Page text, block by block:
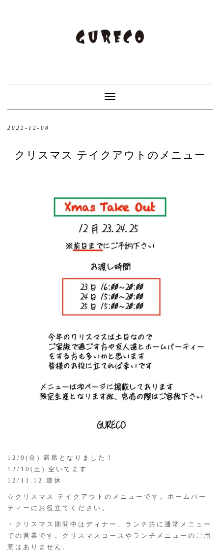
Toggle
Navigation
2022-12-08
クリスマス テイクアウトのメニュー
12/9(金) 満席となりました！
12/10(土) 空いてます
12/11.12 連休
☆クリスマス テイクアウトのメニューです。ホームパー
ティーにお役立てください。
・クリスマス期間中はディナー、ランチ共に通常メニュー
での営業です。クリスマスコースやランチメニューのご用
意はありません。